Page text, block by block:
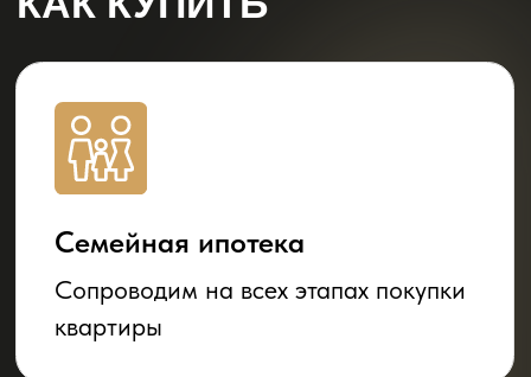
КОНТАКТЫ
Офис продаж
ЖК "Звёзды"
г. Майкоп, ул. Васильева К.А., 9
Время работы: